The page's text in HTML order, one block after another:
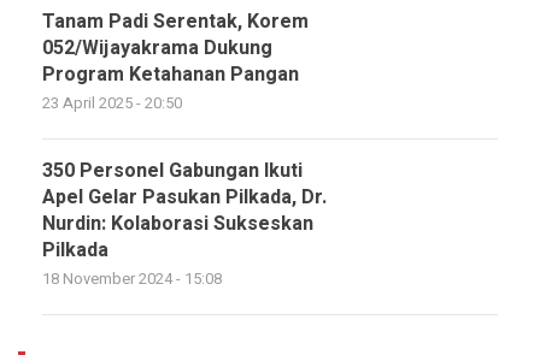
Tanam Padi Serentak, Korem
052/Wijayakrama Dukung
Program Ketahanan Pangan
23 April 2025 - 20:50
350 Personel Gabungan Ikuti
Apel Gelar Pasukan Pilkada, Dr.
Nurdin: Kolaborasi Sukseskan
Pilkada
18 November 2024 - 15:08